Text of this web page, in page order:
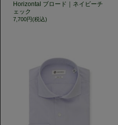
Horizontal ブロード｜ネイビーチ
ェック
7,700円(税込)